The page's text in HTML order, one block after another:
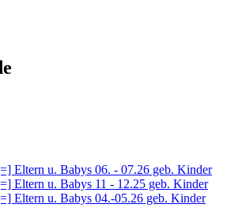
Eltern u. Babys 06. - 07.26 geb. Kinder
Eltern u. Babys 11 - 12.25 geb. Kinder
Eltern u. Babys 04.-05.26 geb. Kinder